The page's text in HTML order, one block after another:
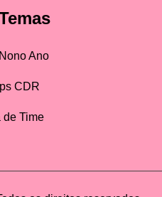
Ano
CDR
de Time